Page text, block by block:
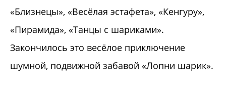
«Близнецы», «Весёлая эстафета», «Кенгуру»,
«Пирамида», «Танцы с шариками».
Закончилось это весёлое приключение
шумной, подвижной забавой «Лопни шарик».